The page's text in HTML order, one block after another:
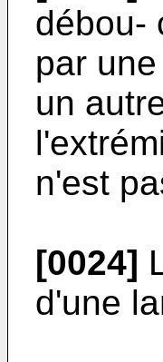
débou-
par
un
n'est
[0024]
d'une